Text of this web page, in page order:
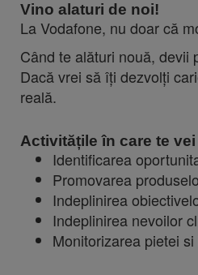
Vino alaturi de noi!
La Vodafone, nu doar că
Când te alături nouă, devii
Dacă vrei să îți dezvolți
reală.
Activitățile în care te
Identificarea
Promovarea
Indeplinirea
Indeplinirea nevoilor
Monitorizarea pietei